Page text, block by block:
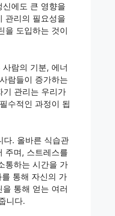
에도 큰 영향을
관리의 필요성을
을 도입하는 것이
람의 기분, 에너
람들이 증가하는
기 관리는 우리가
수적인 과정이 됩
다. 올바른 식습관
주며, 스트레스를
통하는 시간을 가
통해 자신의 가
통해 얻는 여러
니다.